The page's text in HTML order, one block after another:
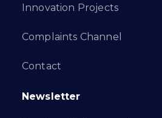
Innovation Projects
Complaints Channel
Contact
Newsletter